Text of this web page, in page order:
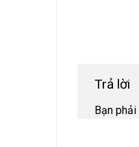
Trả lời
Bạn phải